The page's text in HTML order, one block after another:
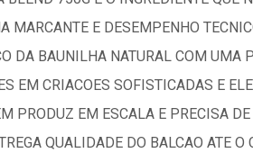
MARCANTE E DESEMPENHO
DA BAUNILHA NATURAL COM UMA
EM CRIACOES SOFISTICADAS E
PRODUZ EM ESCALA E PRECISA
QUALIDADE DO BALCAO ATE O